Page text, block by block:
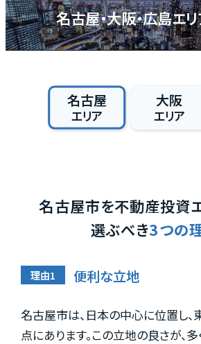
ホーム
名古屋・大阪・広島
実績紹介
お客様の声
名古屋・大阪・広島エ
名古屋
エリア
大阪
エリア
名古屋市を不動産投資
選ぶべき3つの
便利な立地
名古屋市は、日本の中心に位置し
点にあります。この立地の良さが、